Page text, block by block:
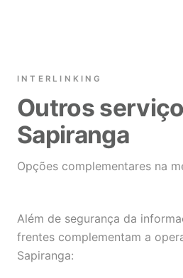
INTERLINKING
Outros
Sapiranga
Opções complementares na
Além de segurança da
frentes complementam a
Sapiranga: